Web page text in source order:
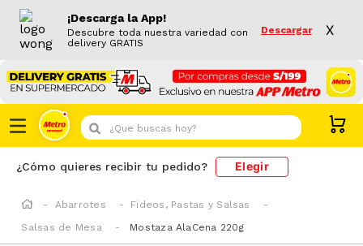
¡Descarga la App!
Descubre toda nuestra variedad con
delivery GRATIS
Descargar X
¿Que buscas hoy?
¿Cómo quieres recibir tu pedido? Elegir
Abarrotes
Fideos, Pastas y Salsas
Salsas de Mesa
Mostaza AlaCena 220g